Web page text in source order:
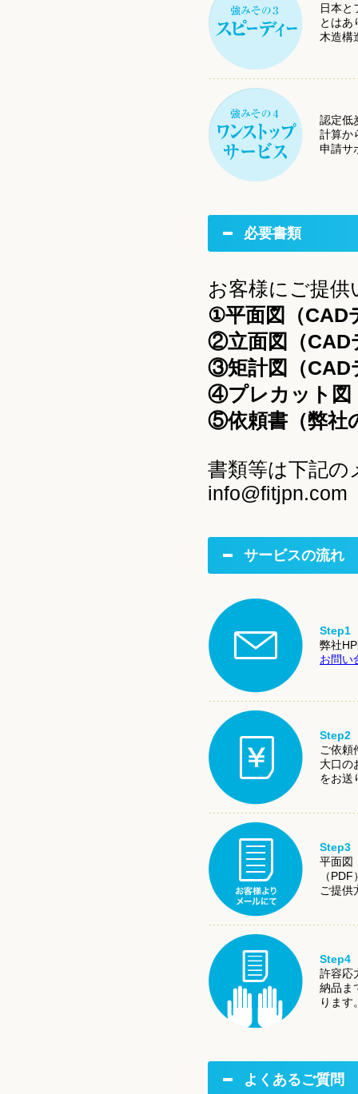
日本と
とはあ
木造構
認定低
計算か
申請サ
必要書類
お客様にご提
①平面図（CAD
②立面図（CAD
③矩計図（CAD
④プレカット図
⑤依頼書（弊社
書類等は下記
info@fitjpn.com
サービスの流れ
Step1
弊社
お問い
Step2
ご依頼
大口の
をお送
Step3
平面図
（
ご提供
Step4
許容応
納品ま
ります
よくあるご質問